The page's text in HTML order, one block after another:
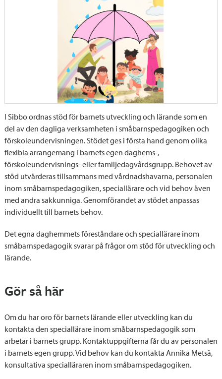
I Sibbo ordnas stöd för barnets utveckling och lärande som en
del av den dagliga verksamheten i småbarnspedagogiken och
förskoleundervisningen. Stödet ges i första hand genom olika
flexibla arrangemang i barnets egen daghems-,
förskoleundervisnings- eller familjedagvårdsgrupp. Behovet av
stöd utvärderas tillsammans med vårdnadshavarna, personalen
inom småbarnspedagogiken, speciallärare och vid behov även
med andra sakkunniga. Genomförandet av stödet anpassas
individuellt till barnets behov.
Det egna daghemmets föreståndare och speciallärare inom
småbarnspedagogik svarar på frågor om stöd för utveckling och
lärande.
Gör så här
Om du har oro för barnets lärande eller utveckling kan du
kontakta den speciallärare inom småbarnspedagogik som
arbetar i barnets grupp. Kontaktuppgifterna får du av personalen
i barnets egen grupp. Vid behov kan du kontakta Annika Metsä,
konsultativa specialläraren inom småbarnspedagogiken.